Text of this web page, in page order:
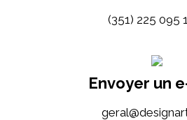
(351) 225 095
Envoyer un